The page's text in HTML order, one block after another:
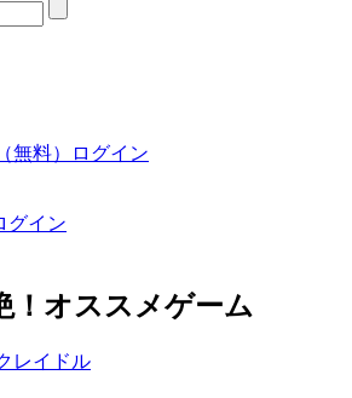
無料） ログイン
！オススメゲーム